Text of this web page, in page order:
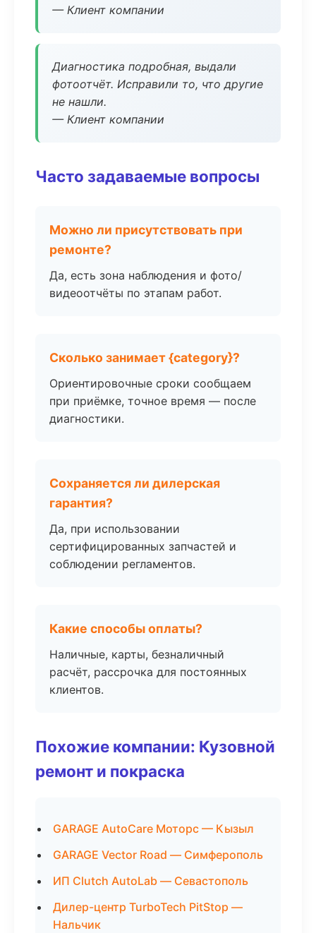
— Клиент компании
Диагностика подробная, выдали
фотоотчёт. Исправили то, что другие
не нашли.
— Клиент компании
Часто задаваемые вопросы
Можно ли присутствовать при
ремонте?
Да, есть зона наблюдения и фото/
видеоотчёты по этапам работ.
Сколько занимает {category}?
Ориентировочные сроки сообщаем
при приёмке, точное время — после
диагностики.
Сохраняется ли дилерская
гарантия?
Да, при использовании
сертифицированных запчастей и
соблюдении регламентов.
Какие способы оплаты?
Наличные, карты, безналичный
расчёт, рассрочка для постоянных
клиентов.
Похожие компании: Кузовной
ремонт и покраска
GARAGE AutoCare Моторс — Кызыл
GARAGE Vector Road — Симферополь
ИП Clutch AutoLab — Севастополь
Дилер-центр TurboTech PitStop —
Нальчик